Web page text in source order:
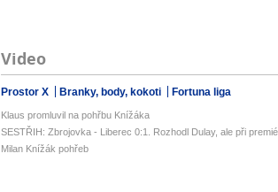
Video
Prostor X Branky, body, kokoti Fortuna liga
Klaus promluvil na pohřbu Knížáka
SESTŘIH: Zbrojovka - Liberec 0:1. Rozhodl Dulay, ale při
Milan Knížák pohřeb